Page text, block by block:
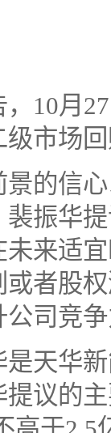
10月
市场
的信
振华
来适
者股
司竞
天华
议的